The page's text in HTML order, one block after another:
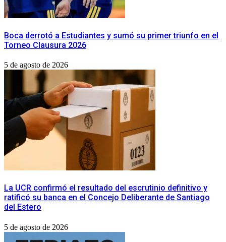
Boca derrotó a Estudiantes y sumó su primer triunfo en el
Torneo Clausura 2026
5 de agosto de 2026
La UCR confirmó el resultado del escrutinio definitivo y
ratificó su banca en el Concejo Deliberante de Santiago
del Estero
5 de agosto de 2026